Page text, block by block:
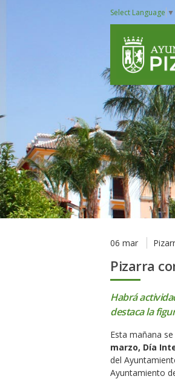
Select Language ▼
06 mar
Pizarra
Habrá
destaca la
Esta mañana
marzo, Día
del
Ayuntamiento